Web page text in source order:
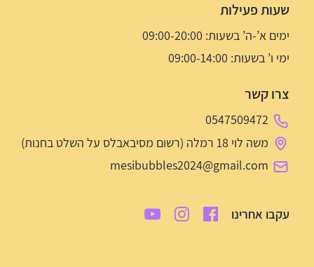
שעות פעילות
ימים א’-ה’ בשעות: 09:00-20:00
ימי ו’ בשעות: 09:00-14:00
צרו קשר
0547509472
משה לוי 18 רמלה (רשום מסיבאבלס על השלט בחנות)
mesibubbles2024@gmail.com
עקבו אחרינו